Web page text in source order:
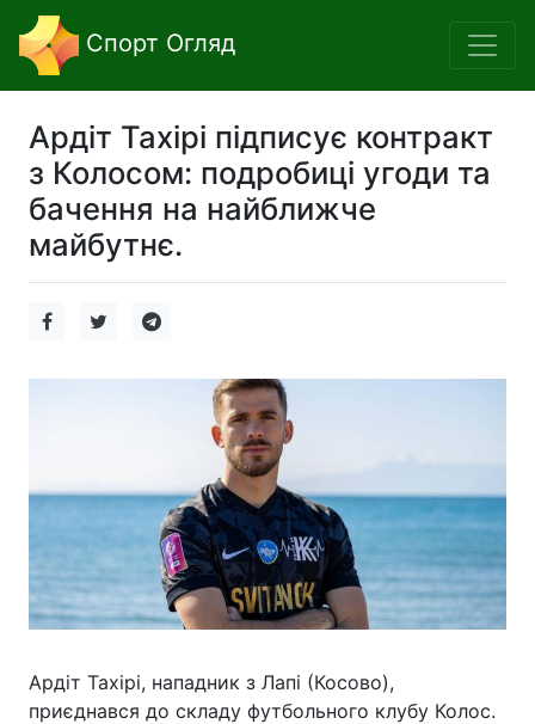
Спорт Огляд
Ардіт Тахірі підписує контракт
з Колосом: подробиці угоди та
бачення на найближче
майбутнє.
Ардіт Тахірі, нападник з Лапі (Косово),
приєднався до складу футбольного клубу Колос.